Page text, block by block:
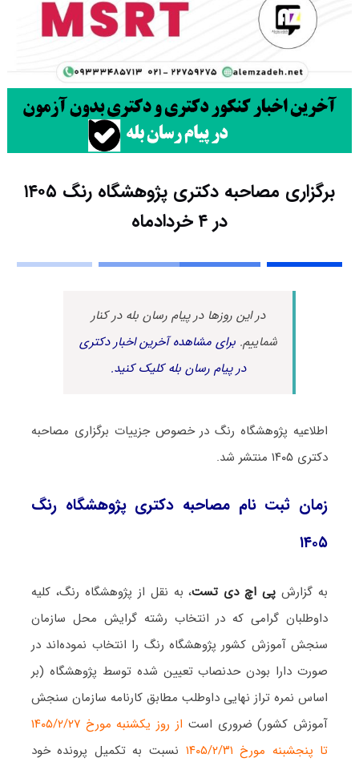
برگزاری مصاحبه دکتری پژوهشگاه رنگ ۱۴۰۵
در ۴ خردادماه
در این روزها در پیام رسان بله در کنار
شماییم.برای مشاهده آخرین اخبار دکتری
در پیام رسان بله کلیک کنید.
اطلاعیه پژوهشگاه رنگ در خصوص جزییات برگزاری مصاحبه
دکتری ۱۴۰۵ منتشر شد.
زمان ثبت نام مصاحبه دکتری پژوهشگاه رنگ
۱۴۰۵
به گزارش پی اچ دی تست، به نقل از پژوهشگاه رنگ، کلیه
داوطلبان گرامی که در انتخاب رشته گرایش محل سازمان
سنجش آموزش کشور پژوهشگاه رنگ را انتخاب نموده‌اند در
صورت دارا بودن حدنصاب تعیین شده توسط پژوهشگاه (بر
اساس نمره تراز نهایی داوطلب مطابق کارنامه سازمان سنجش
آموزش کشور) ضروری است
از روز یکشنبه مورخ ۱۴۰۵/۲/۲۷
تا پنجشبنه مورخ ۱۴۰۵/۲/۳۱
نسبت به تکمیل پرونده خود